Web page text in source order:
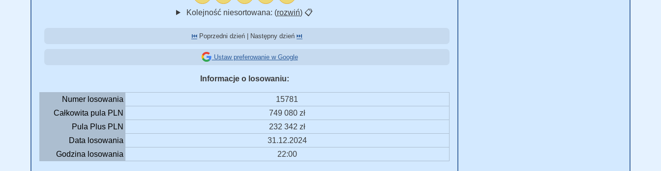
Kolejność niesortowana: (rozwiń) 📋
⏮️ Poprzedni dzień | Następny dzień ⏭️
Ustaw preferowanie w Google
Informacje o losowaniu:
Numer losowania
15781
Całkowita pula PLN
749 080 zł
Pula Plus PLN
232 342 zł
Data losowania
31.12.2024
Godzina losowania
22:00